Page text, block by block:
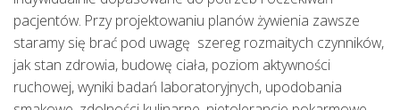
pacjentów. Przy projektowaniu planów żywienia zawsze
staramy się brać pod uwagę szereg rozmaitych czynników,
jak stan zdrowia, budowę ciała, poziom aktywności
ruchowej, wyniki badań laboratoryjnych, upodobania